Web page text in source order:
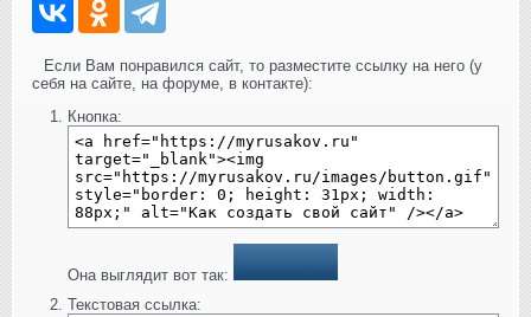
Если Вам понравился сайт, то разместите ссылку на него (у
себя на сайте, на форуме, в контакте):
Кнопка:
Она выглядит вот так:
Текстовая ссылка: